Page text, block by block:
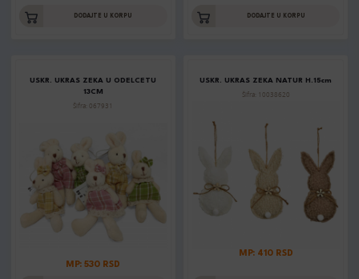
DODAJTE U KORPU DODAJTE U KORPU
USKR. UKRAS ZEKA U ODELCETU
13CM
Šifra: 067931
MP: 530 RSD
USKR. UKRAS ZEKA NATUR H.15cm
Šifra: 10038620
MP: 410 RSD